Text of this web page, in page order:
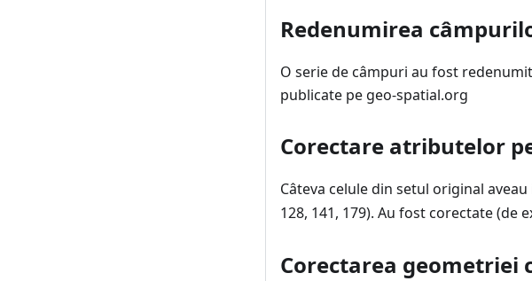
Redenumirea
O serie de câmpuri au fost
publicate pe geo-spatial.org
Corectare atributelor
Câteva celule din setul original
128, 141, 179). Au fost corectate (de
Corectarea geometriei